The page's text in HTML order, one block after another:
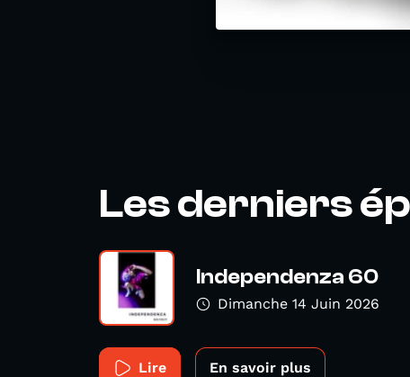
Les derniers
Independenza 60
Dimanche 14 Juin 2026
Lire En savoir plus